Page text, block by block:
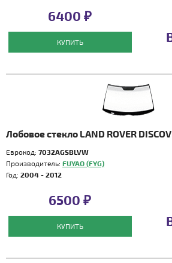
6400 ₽
КУПИТЬ
Лобовое стекло LAND ROVER
Еврокод: 7032AGSBLVW
Производитель: FUYAO (FYG)
Год: 2004 - 2012
6500 ₽
КУПИТЬ